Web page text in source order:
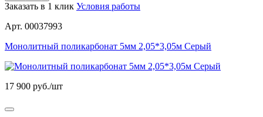
Заказать в 1 клик Условия работы
Арт. 00037993
Монолитный поликарбонат 5мм 2,05*3,05м Серый
17 900 руб./шт